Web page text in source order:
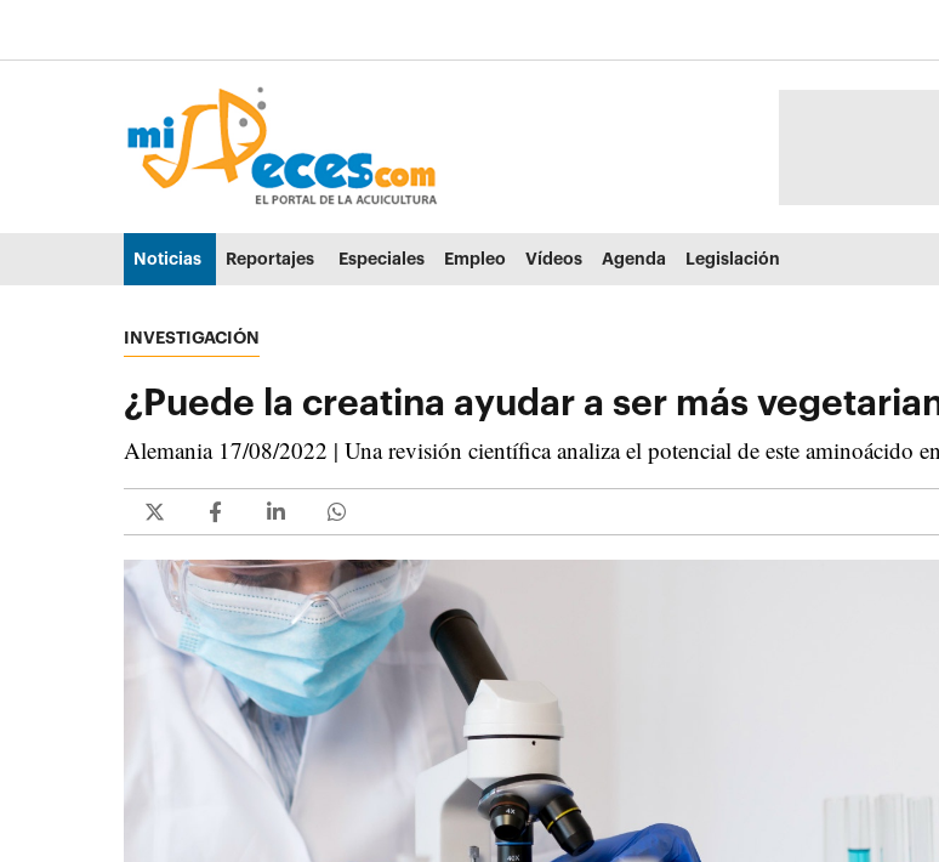
Ir al menú principal (alt + u)
Noticias Reportajes Especiales Empleo Vídeos Agenda Legislación
INVESTIGACIÓN
¿Puede la creatina ayudar a ser más
Alemania 17/08/2022 | Una revisión científica analiza el potencial de este aminoácido